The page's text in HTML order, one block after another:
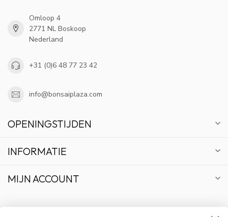
Omloop 4
2771 NL Boskoop
Nederland
+31 (0)6 48 77 23 42
info@bonsaiplaza.com
OPENINGSTIJDEN
INFORMATIE
MIJN ACCOUNT